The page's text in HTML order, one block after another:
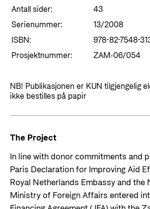
Antall sider:
43
Serienummer:
13/2008
ISBN:
978-82-7548-
Prosjektnummer:
ZAM-06/054
NB! Publikasjonen er KUN tilgjengelig
ikke bestilles på papir
The Project
In line with donor commitments and
Paris Declaration for Improving Aid
Royal Netherlands Embassy and the
Ministry of Foreign Affairs entered